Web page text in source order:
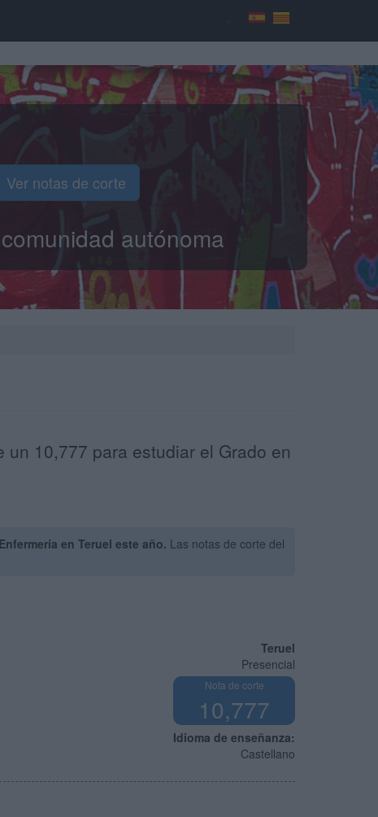
Ver notas de corte
autónoma
10,777 para estudiar el Grado en
en Teruel este año. Las notas de corte del
Teruel
Presencial
Nota de corte
10,777
Idioma de enseñanza:
Castellano